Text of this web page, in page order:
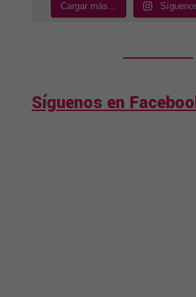
Cargar más...
Síguenos en